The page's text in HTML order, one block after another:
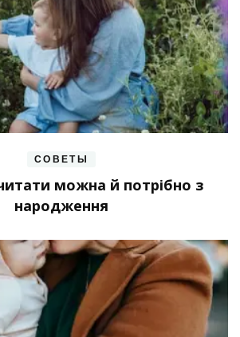
СОВЕТЫ
можна й потрібно з
народження